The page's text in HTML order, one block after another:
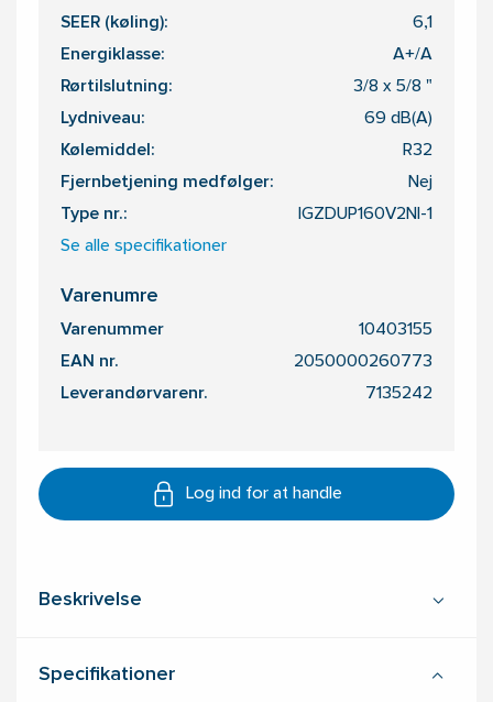
SEER (køling): 6,1
Energiklasse: A+/A
Rørtilslutning: 3/8 x 5/8 "
Lydniveau: 69 dB(A)
Kølemiddel: R32
Fjernbetjening medfølger: Nej
Type nr.: IGZDUP160V2NI-1
Se alle specifikationer
Varenumre
Varenummer 10403155
EAN nr. 2050000260773
Leverandørvarenr. 7135242
Log ind for at handle
Beskrivelse
Specifikationer